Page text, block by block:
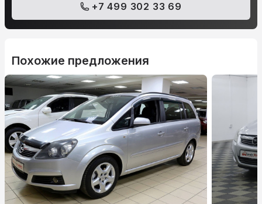
+7 499 302 33 69
Похожие предложения